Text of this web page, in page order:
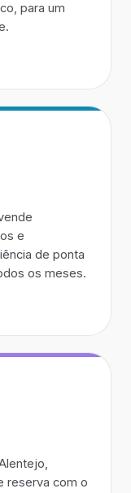
para um
e
de ponta
os meses.
reserva com o